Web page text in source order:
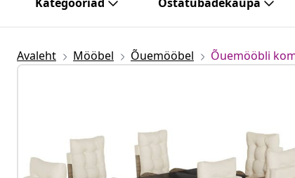
Avaleht Mööbel Õuemööbel Õuemööbli